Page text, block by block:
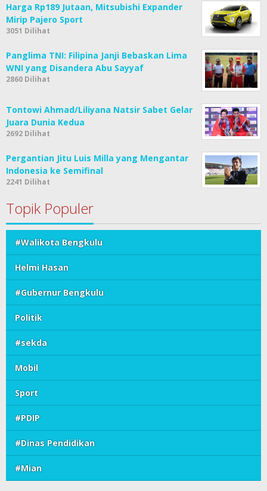
Harga Rp189 Jutaan, Mitsubishi Expander
Mirip Pajero Sport
3051 Dilihat
Panglima TNI: Filipina Janji Bebaskan Lima
WNI yang Disandera Abu Sayyaf
2860 Dilihat
Tontowi Ahmad/Liliyana Natsir Sabet Gelar
Juara Dunia Kedua
2692 Dilihat
Pergantian Jitu Luis Milla yang Mengantar
Indonesia ke Semifinal
2241 Dilihat
Topik Populer
#Walikota Bengkulu
Helmi Hasan
#Gubernur Bengkulu
Politik
#sekda
Mobil
Sport
#PDIP
#Dinas Pendidikan
#Mian